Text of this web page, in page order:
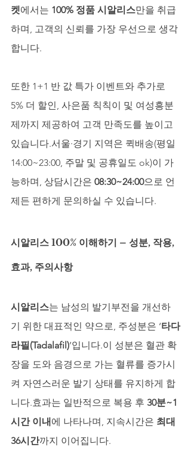
켓에서는 100% 정품 시알리스만을 취급
하며, 고객의 신뢰를 가장 우선으로 생각
합니다.
또한 1+1 반 값 특가 이벤트와 추가로
5% 더 할인, 사은품 칙칙이 및 여성흥분
제까지 제공하여 고객 만족도를 높이고
있습니다.서울·경기 지역은 퀵배송(평일
14:00~23:00, 주말 및 공휴일도 ok)이 가
능하며, 상담시간은 08:30~24:00으로 언
제든 편하게 문의하실 수 있습니다.
시알리스 100% 이해하기 – 성분, 작용,
효과, 주의사항
시알리스는 남성의 발기부전을 개선하
기 위한 대표적인 약으로, 주성분은 ‘타다
라필(Tadalafil)’입니다.이 성분은 혈관 확
장을 도와 음경으로 가는 혈류를 증가시
켜 자연스러운 발기 상태를 유지하게 합
니다.효과는 일반적으로 복용 후 30분~1
시간 이내에 나타나며, 지속시간은 최대
36시간까지 이어집니다.